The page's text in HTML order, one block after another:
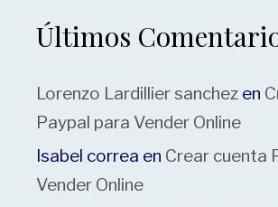
Últimos
Lorenzo Lardillier sanchez en
Paypal para Vender Online
Isabel correa en Crear cuenta
Vender Online